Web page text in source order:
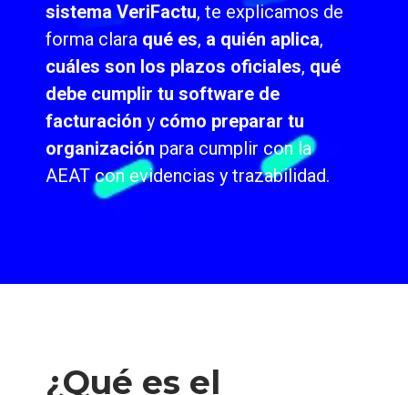
sistema VeriFactu, te explicamos de
forma clara qué es, a quién aplica,
cuáles son los plazos oficiales, qué
debe cumplir tu software de
facturación y cómo preparar tu
organización para cumplir con la
AEAT con evidencias y trazabilidad.
¿Qué es el